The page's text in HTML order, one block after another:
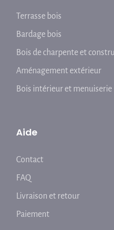
Terrasse bois
Bardage bois
Bois de charpente et
Aménagement extérieur
Bois intérieur et menuiserie
Aide
Contact
FAQ
Livraison et retour
Paiement